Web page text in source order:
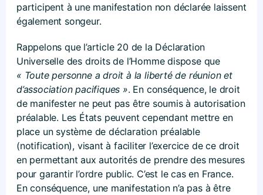
participent à une manifestation non déclarée laissent
également songeur.
Rappelons que l’article 20 de la Déclaration
Universelle des droits de l’Homme dispose que
« Toute personne a droit à la liberté de réunion et
d’association pacifiques ». En conséquence, le droit
de manifester ne peut pas être soumis à autorisation
préalable. Les États peuvent cependant mettre en
place un système de déclaration préalable
(notification), visant à faciliter l’exercice de ce droit
en permettant aux autorités de prendre des mesures
pour garantir l’ordre public. C’est le cas en France.
En conséquence, une manifestation n’a pas à être